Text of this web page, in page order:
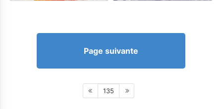
Page suivante
135